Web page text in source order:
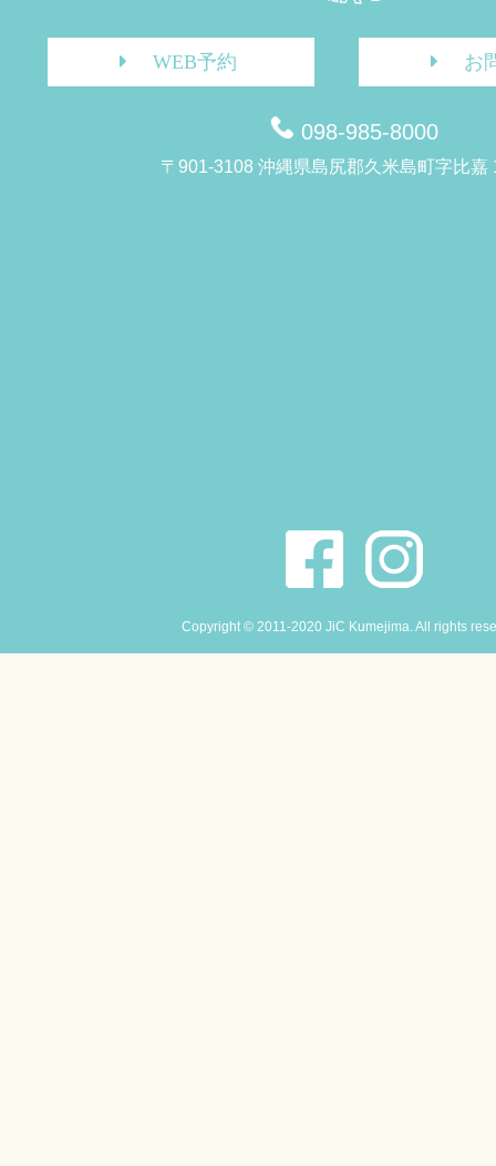
WEB予約 お
098-985-8000
〒901-3108 沖縄県島尻郡久米島町字比嘉
Copyright © 2011-2020 JiC Kumejima. All rights